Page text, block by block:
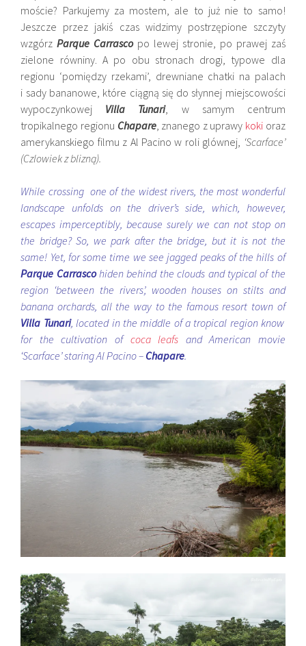
moście? Parkujemy za mostem, ale to już nie to samo!
Jeszcze przez jakiś czas widzimy postrzępione szczyty
wzgórzParque Carrascopo lewej stronie, po prawej zaś
zielone równiny. A po obu stronach drogi, typowe dla
regionu ‘pomiędzy rzekami’, drewniane chatki na palach
i sady bananowe, które ciągną się do słynnej miejscowości
wypoczynkowej Villa Tunari, w samym centrum
tropikalnego regionu Chapare, znanego z uprawy koki oraz
amerykanskiego filmu z Al Pacino w roli glównej, ‘Scarface’
(Czlowiek z blizną).
While crossing one of the widest rivers, the most wonderful
landscape unfolds on the driver’s side, which, however,
escapes imperceptibly, because surely we can not stop on
the bridge? So, we park after the bridge, but it is not the
same! Yet, for some time we see jagged peaks of the hills of
Parque Carrascohiden behind the clouds and typical of the
region ‘between the rivers’, wooden houses on stilts and
banana orchards, all the way to the famous resort town of
Villa Tunari, located in the middle of a tropical region know
for the cultivation of coca leafs and American movie
‘Scarface’ staring Al Pacino – Chapare.